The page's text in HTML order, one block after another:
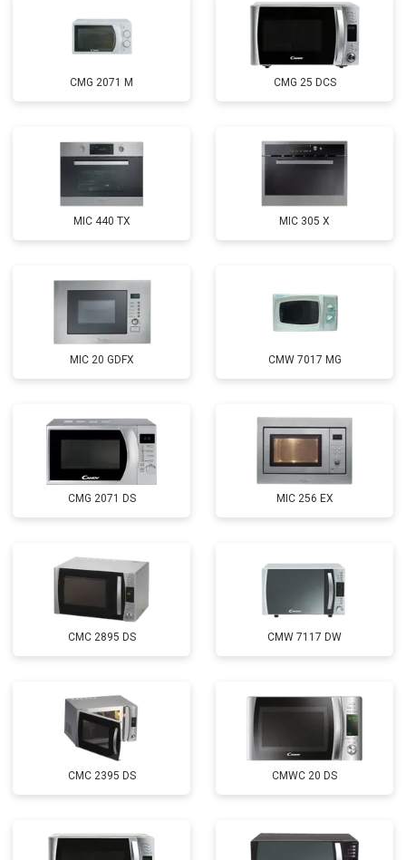
CMG 2071 M CMG 25 DCS
MIC 440 TX MIC 305 X
MIC 20 GDFX CMW 7017 MG
CMG 2071 DS MIC 256 EX
CMC 2895 DS CMW 7117 DW
CMC 2395 DS CMWC 20 DS